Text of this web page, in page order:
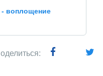
- воплощение